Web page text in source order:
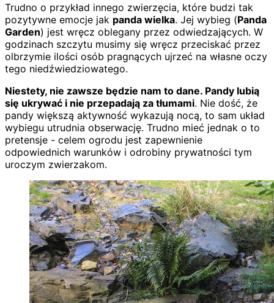
Trudno o przykład innego zwierzęcia, które budzi tak
pozytywne emocje jak panda wielka. Jej wybieg (Panda
Garden) jest wręcz oblegany przez odwiedzających. W
godzinach szczytu musimy się wręcz przeciskać przez
olbrzymie ilości osób pragnących ujrzeć na własne oczy
tego niedźwiedziowatego.
Niestety, nie zawsze będzie nam to dane. Pandy lubią
się ukrywać i nie przepadają za tłumami. Nie dość, że
pandy większą aktywność wykazują nocą, to sam układ
wybiegu utrudnia obserwację. Trudno mieć jednak o to
pretensje - celem ogrodu jest zapewnienie
odpowiednich warunków i odrobiny prywatności tym
uroczym zwierzakom.